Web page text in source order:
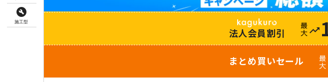
build_circle
施工型
法人会員割引 trending_up
まとめ買いセール